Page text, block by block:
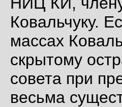
Ковальчуку.
массах
скрытому
совета при
весьма